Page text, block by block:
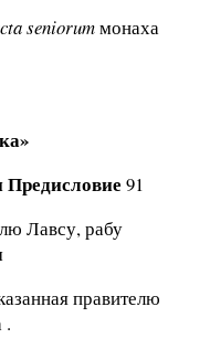
seniorumмонаха
91
Лавсу, рабу
правителю
.